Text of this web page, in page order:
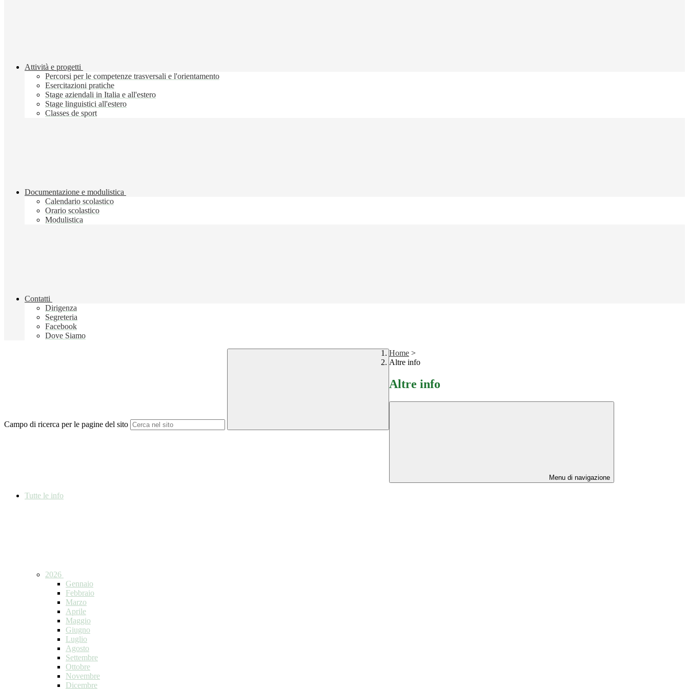
Attività e progetti
Percorsi per le competenze trasversali e l'orientamento
Esercitazioni pratiche
Stage aziendali in Italia e all'estero
Stage linguistici all'estero
Classes de sport
Documentazione e modulistica
Calendario scolastico
Orario scolastico
Modulistica
Contatti
Dirigenza
Segreteria
Facebook
Dove Siamo
Campo di ricerca per le pagine del sito
Home >
Altre info
Altre info
Menu di navigazione
Tutte le info
2026
Gennaio
Febbraio
Marzo
Aprile
Maggio
Giugno
Luglio
Agosto
Settembre
Ottobre
Novembre
Dicembre